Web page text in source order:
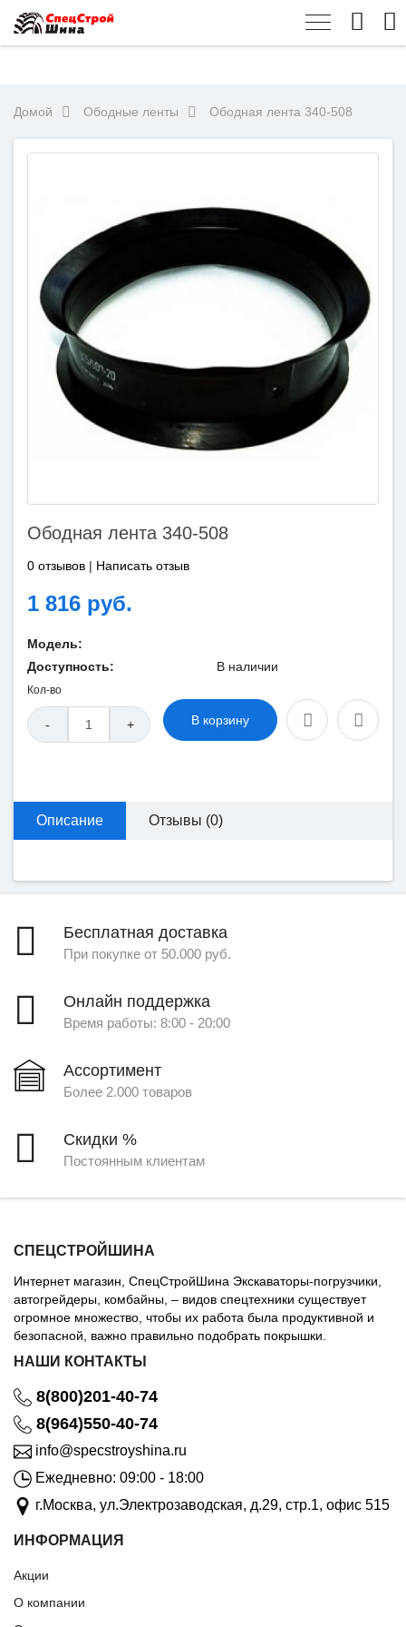
Домой Ободные ленты Ободная лента 340-508
Ободная лента 340-508
0 отзывов | Написать отзыв
1 816 руб.
Модель:
Доступность:
В наличии
Кол-во
- + В корзину
Описание Отзывы (0)
Бесплатная доставка
При покупке от 50.000 руб.
Онлайн поддержка
Время работы: 8:00 - 20:00
Ассортимент
Более 2.000 товаров
Скидки %
Постоянным клиентам
СПЕЦСТРОЙШИНА
Интернет магазин, СпецСтройШина Экскаваторы-погрузчики,
автогрейдеры, комбайны, – видов спецтехники существует
огромное множество, чтобы их работа была продуктивной и
безопасной, важно правильно подобрать покрышки.
НАШИ КОНТАКТЫ
8(800)201-40-74
8(964)550-40-74
info@specstroyshina.ru
Ежедневно: 09:00 - 18:00
г.Москва, ул.Электрозаводская, д.29, стр.1, офис 515
ИНФОРМАЦИЯ
Акции
О компании